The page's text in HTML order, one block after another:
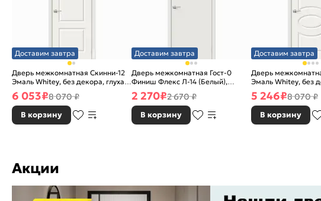
Доставим завтра
Дверь межкомнатная Скинни-12
Эмаль Whitey, без декора, глухая,
без стекла, без кромки, скиновая
6 053₽8 070 ₽
В корзину
Доставим завтра
Дверь межкомнатная Гост-0
Финиш Флекс Л-14 (Белый),
глухая, каркасно-щитовая
2 270₽2 670 ₽
В корзину
Доставим завтра
Дверь
Эмаль Whitey, без
без стекла, без
5 246₽8 070 ₽
В корзину
Акции